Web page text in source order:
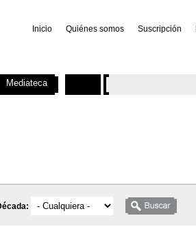
Inicio Quiénes somos Suscripción
Mediateca